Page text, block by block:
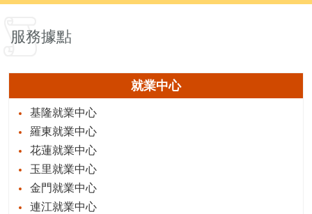
服務據點
就業中心
基隆就業中心
羅東就業中心
花蓮就業中心
玉里就業中心
金門就業中心
連江就業中心